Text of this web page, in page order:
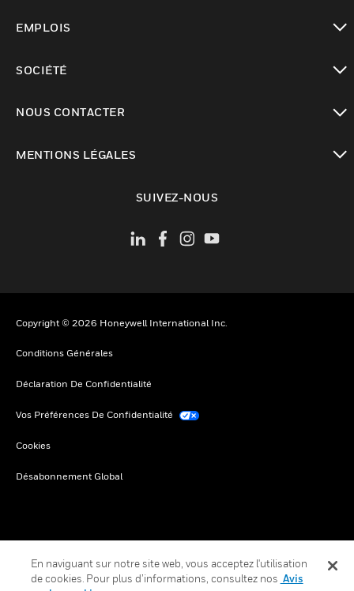
EMPLOIS
SOCIÉTÉ
NOUS CONTACTER
MENTIONS LÉGALES
SUIVEZ-NOUS
Copyright © 2026 Honeywell International Inc.
Conditions Générales
Déclaration De Confidentialité
Vos Préférences De Confidentialité
Cookies
Désabonnement Global
En naviguant sur notre site web, vous acceptez l'utilisation
de cookies. Pour plus d’informations, consultez nos Avis